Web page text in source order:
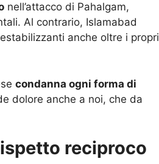
nell’attacco di Pahalgam,
Al contrario, Islamabad
anche oltre i propri
condanna ogni forma di
dolore anche a noi, che da
reciproco